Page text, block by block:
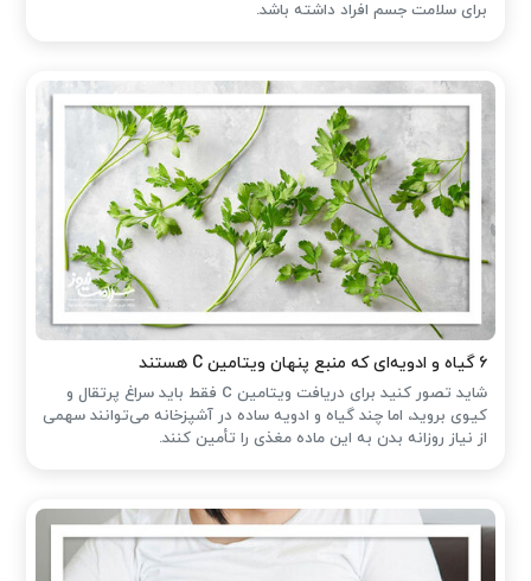
برای سلامت جسم افراد داشته باشد.
۶ گیاه و ادویه‌ای که منبع پنهان ویتامین C هستند
شاید تصور کنید برای دریافت ویتامین C فقط باید سراغ پرتقال و
کیوی بروید، اما چند گیاه و ادویه ساده در آشپزخانه می‌توانند سهمی
از نیاز روزانه بدن به این ماده مغذی را تأمین کنند.